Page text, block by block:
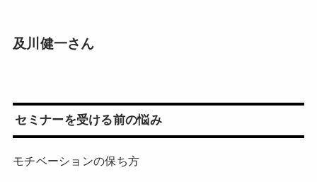
及川健一さん
セミナーを受ける前の悩み
モチベーションの保ち方